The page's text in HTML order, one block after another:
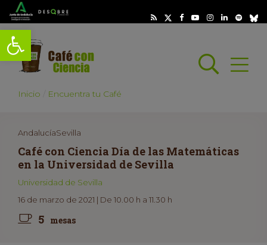
Abrir barra de herramientas
Abrir
Inicio Encuentra tu Café
AndalucíaSevilla
Café con Ciencia Día de las Matemáticas
en la Universidad de Sevilla
Universidad de Sevilla
16 de marzo de 2021 | De 10.00 h a 11.30 h
5 mesas